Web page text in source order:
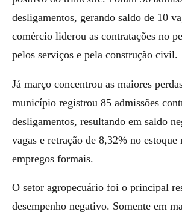
desligamentos, gerando saldo de 10
comércio liderou as contratações no
pelos serviços e pela construção civil.
Já março concentrou as maiores
município registrou 85 admissões
desligamentos, resultando em saldo
vagas e retração de 8,32% no estoque
empregos formais.
O setor agropecuário foi o principal
desempenho negativo. Somente em